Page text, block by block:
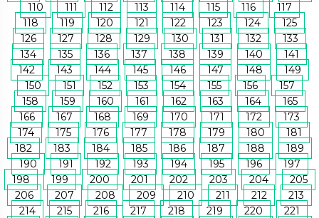
110
111 112 113 114 115 116
117
118
119 120 121 122 123 124
125
126
127 128 129 130 131 132
133
134
135 136 137 138 139 140
141
142
143 144 145 146 147 148
149
150
151 152 153 154 155 156
157
158
159 160 161 162 163 164
165
166
167 168 169 170 171 172
173
174
175 176 177 178 179 180
181
182
183 184 185 186 187 188
189
190
191 192 193 194 195 196
197
198
199 200 201 202 203 204
205
206
207 208 209 210 211 212
213
214
215 216 217 218 219 220
221